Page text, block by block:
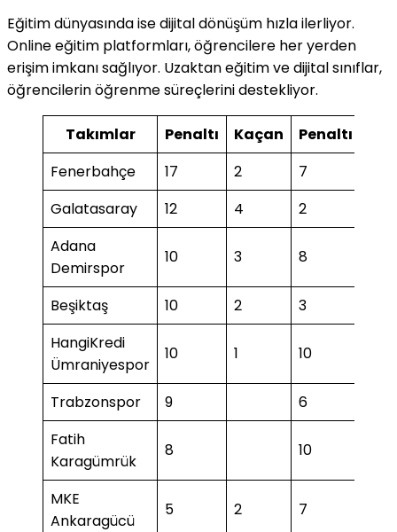
Eğitim dünyasında ise dijital dönüşüm hızla ilerliyor.
Online eğitim platformları, öğrencilere her yerden
erişim imkanı sağlıyor. Uzaktan eğitim ve dijital sınıflar,
öğrencilerin öğrenme süreçlerini destekliyor.
Takımlar Penaltı Kaçan Penaltı
Fenerbahçe
17 2 7
Galatasaray
12 4 2
Adana
Demirspor
10 3 8
Beşiktaş 10 2 3
HangiKredi
Ümraniyespor
10 1 10
Trabzonspor 9
6
Fatih
Karagümrük
8 10
MKE
Ankaragücü
5 2 7